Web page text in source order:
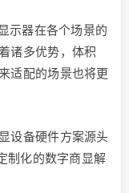
示器在各个场景的
诸多优势，体积
适配的场景也将更
设备硬件方案源头
制化的数字商显解